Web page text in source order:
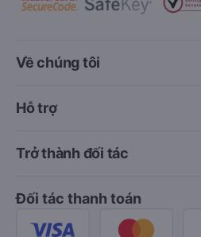
Về chúng tôi
Hỗ trợ
Trở thành đối tác
Đối tác thanh toán